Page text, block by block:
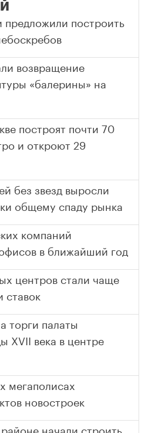
построить
возвращение
«балерины» на
построят почти 70
и откроют 29
без звезд выросли
общему спаду рынка
компаний
в ближайший год
центров стали чаще
ставок
торги палаты
XVII века в центре
мегаполисах
новостроек
начали строить